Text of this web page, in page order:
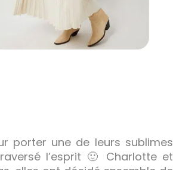
porter une de leurs sublimes
l’esprit 🙂 Charlotte et